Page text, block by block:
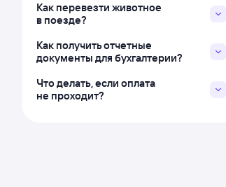
Как перевезти животное
в поезде?
Как получить отчетные
документы для бухгалтерии?
Что делать, если оплата
не проходит?